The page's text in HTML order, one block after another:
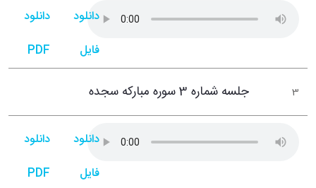
دانلود
فایل
دانلود
PDF
3 جلسه شماره 3 سوره مبارکه سجده
دانلود
فایل
دانلود
PDF